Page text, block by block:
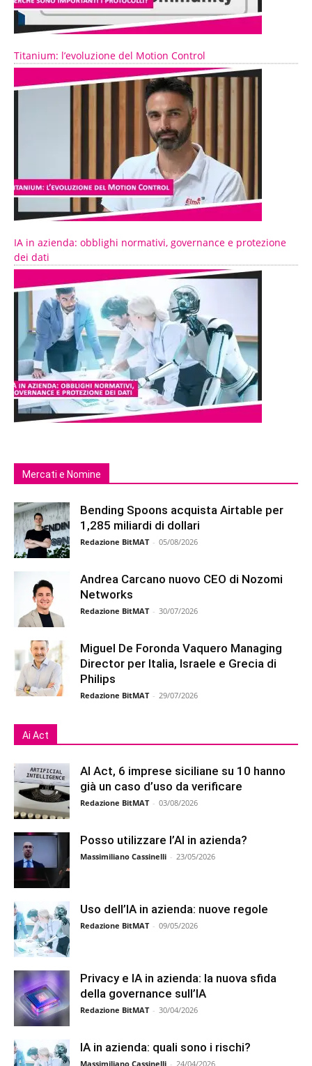
Titanium: l’evoluzione del Motion Control
IA in azienda: obblighi normativi, governance e protezione
dei dati
Mercati e Nomine
Bending Spoons acquista Airtable per
1,285 miliardi di dollari
Redazione BitMAT - 05/08/2026
Andrea Carcano nuovo CEO di Nozomi
Networks
Redazione BitMAT - 30/07/2026
Miguel De Foronda Vaquero Managing
Director per Italia, Israele e Grecia di
Philips
Redazione BitMAT - 29/07/2026
Ai Act
AI Act, 6 imprese siciliane su 10 hanno
già un caso d’uso da verificare
Redazione BitMAT - 03/08/2026
Posso utilizzare l’AI in azienda?
Massimiliano Cassinelli - 23/05/2026
Uso dell’IA in azienda: nuove regole
Redazione BitMAT - 09/05/2026
Privacy e IA in azienda: la nuova sfida
della governance sull’IA
Redazione BitMAT - 30/04/2026
IA in azienda: quali sono i rischi?
Massimiliano Cassinelli - 24/04/2026